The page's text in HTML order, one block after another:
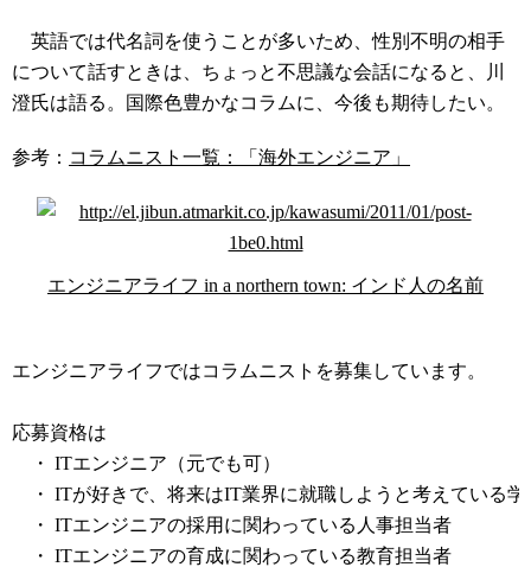
英語では代名詞を使うことが多いため、性別不明の相手
について話すときは、ちょっと不思議な会話になると、川
澄氏は語る。国際色豊かなコラムに、今後も期待したい。
参考： コラムニスト一覧：「海外エンジニア」
エンジニアライフ in a northern town: インド人の名前
エンジニアライフではコラムニストを募集しています。
応募資格は
・ ITエンジニア（元でも可）
・ ITが好きで、将来はIT業界に就職しようと考えている学
・ ITエンジニアの採用に関わっている人事担当者
・ ITエンジニアの育成に関わっている教育担当者